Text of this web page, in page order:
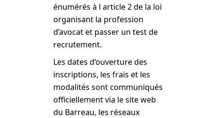
énumérés à l article 2 de la loi
organisant la profession
d’avocat et passer un test de
recrutement.
Les dates d’ouverture des
inscriptions, les frais et les
modalités sont communiqués
officiellement via le site web
du Barreau, les réseaux